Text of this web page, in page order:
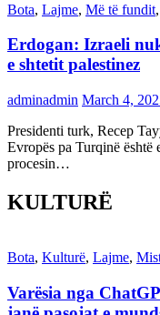
Bota, Lajme, Më të fundit,
Erdogan: Izraeli
e shtetit palestinez
adminadmin March 4,
Presidenti turk, Recep
Evropës pa Turqinë është
procesin…
KULTURË
Bota, Kulturë, Lajme,
Varësia nga